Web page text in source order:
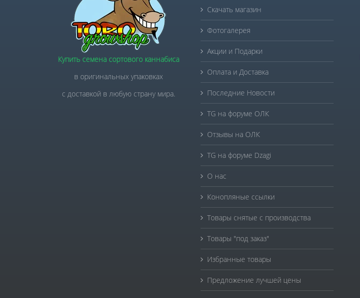
Купить семена сортового каннабиса
в оригинальных упаковках
с доставкой в любую страну мира.
Скачать магазин
Фотогалерея
Акции и Подарки
Оплата и Доставка
Последние Новости
TG на форуме ОЛК
Отзывы на ОЛК
TG на форуме Dzagi
О нас
Конопляные ссылки
Товары снятые с производства
Товары "под заказ"
Избранные товары
Предложение лучшей цены